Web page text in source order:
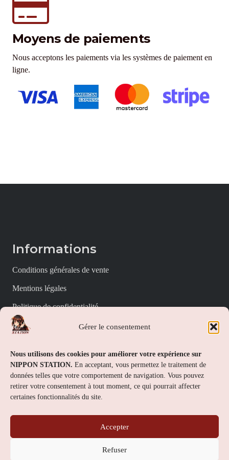
Gérer le consentement
Nous utilisons des cookies pour améliorer votre expérience sur
NIPPON STATION. En acceptant, vous permettez le traitement de
données telles que votre comportement de navigation. Vous pouvez
retirer votre consentement à tout moment, ce qui pourrait affecter
certaines fonctionnalités du site.
Accepter
Refuser
Moyens de paiements
Nous acceptons les paiements via les systèmes de paiement en
ligne.
Informations
Conditions générales de vente
Mentions légales
Politique de confidentialité
Politique de cookies (UE)
Nippon Station
À propos
FAQs
Contact